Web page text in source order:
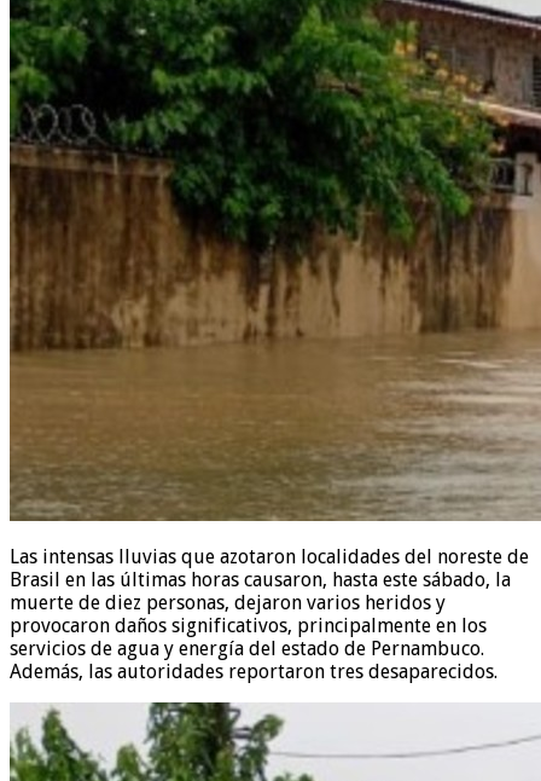
Las intensas lluvias que azotaron localidades del noreste de
Brasil en las últimas horas causaron, hasta este sábado, la
muerte de diez personas, dejaron varios heridos y
provocaron daños significativos, principalmente en los
servicios de agua y energía del estado de Pernambuco.
Además, las autoridades reportaron tres desaparecidos.